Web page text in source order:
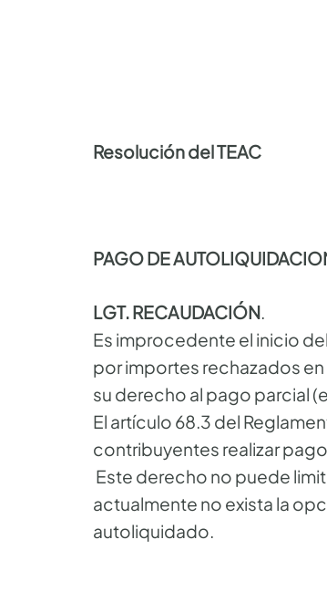
Resolución del TEAC
PAGO DE
LGT. RECAUDACIÓN.
Es improcedente el inicio
por importes rechazados
su derecho al pago parcial
El artículo 68.3 del
contribuyentes realizar
Este derecho no puede
actualmente no exista la
autoliquidado.